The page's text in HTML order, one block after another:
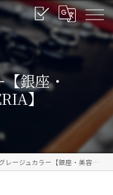
銀座・
】
グレージュカラー【銀座・美容室WISTERIA】